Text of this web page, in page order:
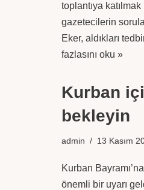
toplantıya
gazetecilerin
Eker, aldıkları
fazlasını oku »
Kurban
bekleyin
admin 13 Kasım
Kurban
önemli bir uyarı